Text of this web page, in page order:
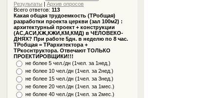
Результаты |Архив опросов
Всего ответов:113
Какая общая трудоемкость (ТРобщая)
разработки проекта церкви (зал 100м2) :
архитектурный проект + конструкции
(АС,АСИ,КЖ,КЖИ,КМ,КМД) в ЧЕЛОВЕКО-
ДНЯХ? При работе 5дн. в неделю по 8 час.
ТРобщая = ТРархитектора +
ТРкоснтруктора. Отвечают ТОЛЬКО
ПРОЕКТИРОВЩИКИ!!!
не более 5 чел./дн (1чел. за 1нед.)
не более 10 чел./дн (1чел. за 2нед.)
не более 15 чел./дн (1чел. за 3нед.)
не более 20 чел./дн (1чел. за 1мес.)
не более 40 чел./дн (1чел. за 2мес.)